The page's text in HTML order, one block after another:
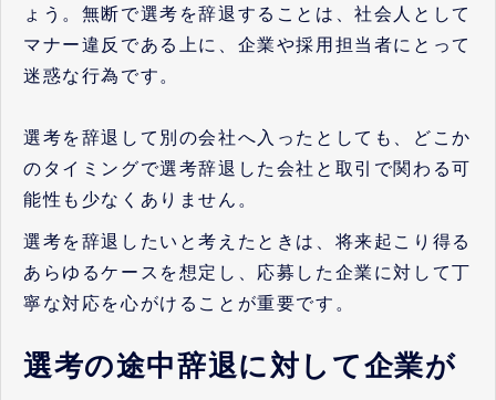
ょう。無断で選考を辞退することは、社会人として
マナー違反である上に、企業や採用担当者にとって
迷惑な行為です。
選考を辞退して別の会社へ入ったとしても、どこか
のタイミングで選考辞退した会社と取引で関わる可
能性も少なくありません。
選考を辞退したいと考えたときは、将来起こり得る
あらゆるケースを想定し、応募した企業に対して丁
寧な対応を心がけることが重要です。
選考の途中辞退に対して企業が